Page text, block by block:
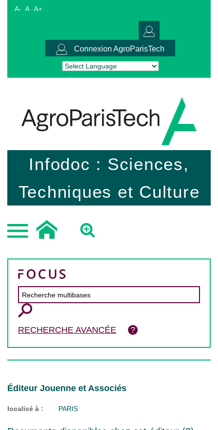
A- A A+
Connexion AgroParisTech
Powered by Translate
Infodoc : Sciences,
Techniques et Culture
RECHERCHE AVANCÉE
Éditeur Jouenne et Associés
localisé à : PARIS